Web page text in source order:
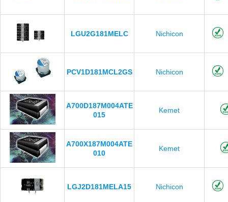
LGU2G181MELC Nichicon
PCV1D181MCL2GS Nichicon
A700D187M004ATE
015
Kemet
A700X187M004ATE
010
Kemet
LGJ2D181MELA15 Nichicon